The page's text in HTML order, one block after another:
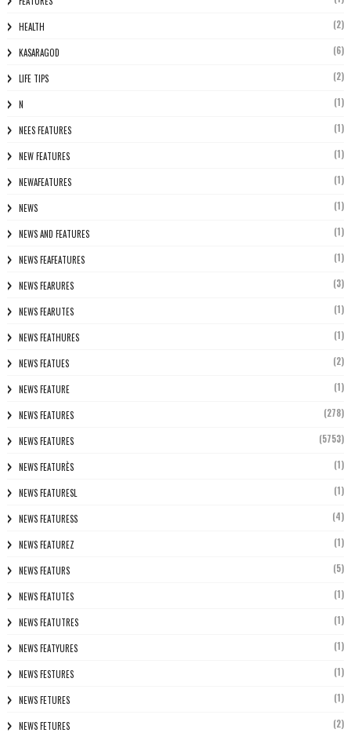
HEALTH (2)
KASARAGOD (6)
LIFE TIPS (2)
N (1)
NEES FEATURES (1)
NEW FEATURES (1)
NEWAFEATURES (1)
NEWS (1)
NEWS AND FEATURES (1)
NEWS FEAFEATURES (1)
NEWS FEARURES (3)
NEWS FEARUTES (1)
NEWS FEATHURES (1)
NEWS FEATUES (2)
NEWS FEATURE (1)
NEWS FEATURES (278)
NEWS FEATURES (5753)
NEWS FEATURÈS (1)
NEWS FEATURESL (1)
NEWS FEATURESS (4)
NEWS FEATUREZ (1)
NEWS FEATURS (5)
NEWS FEATUTES (1)
NEWS FEATUTRES (1)
NEWS FEATYURES (1)
NEWS FESTURES (1)
NEWS FETURES (1)
NEWS FETURES (2)